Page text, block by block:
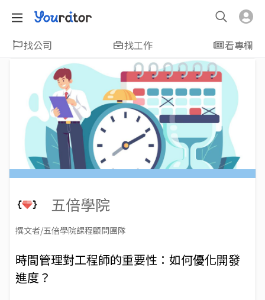
找公司 找工作 看專欄
五倍學院
撰文者/五倍學院課程顧問團隊
時間管理對工程師的重要性：如何優化開發
進度？